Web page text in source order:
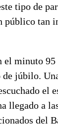
tipo de
público tan
el minuto
júbilo.
el
llegado a
del